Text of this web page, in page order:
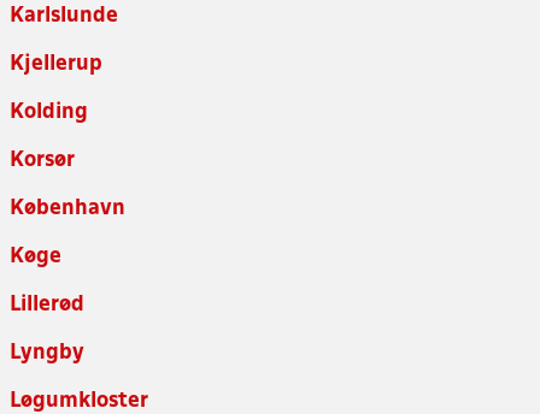
Karlslunde
Kjellerup
Kolding
Korsør
København
Køge
Lillerød
Lyngby
Løgumkloster